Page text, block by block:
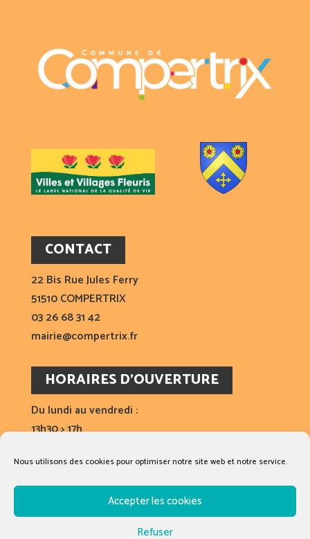
Nous utilisons des cookies pour optimiser notre site web et notre service.
Accepter les cookies
Refuser
CONTACT
22 Bis Rue Jules Ferry
51510 COMPERTRIX
03 26 68 31 42
mairie@compertrix.fr
HORAIRES D’OUVERTURE
Du lundi au vendredi :
13h30 > 17h
17h00 > 18h00
Mentions légales